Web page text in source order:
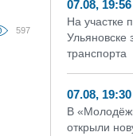
597
07.08, 19:56
На участке
Ульяновске
транспорта
07.08, 19:30
В
открыли